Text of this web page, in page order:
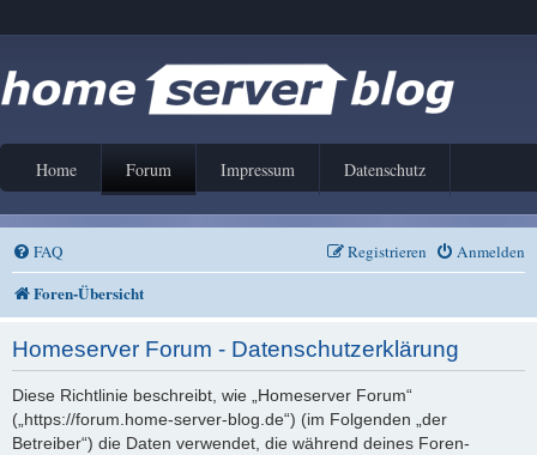
Home Forum Impressum Datenschutz
FAQ Anmelden
Registrieren
Foren-Übersicht
Homeserver Forum - Datenschutzerklärung
Diese Richtlinie beschreibt, wie „Homeserver Forum“
(„https://forum.home-server-blog.de“) (im Folgenden „der
Betreiber“) die Daten verwendet, die während deines Foren-